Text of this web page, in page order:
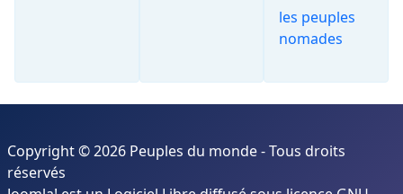
les peuples
nomades
Copyright © 2026 Peuples du monde - Tous droits
réservés